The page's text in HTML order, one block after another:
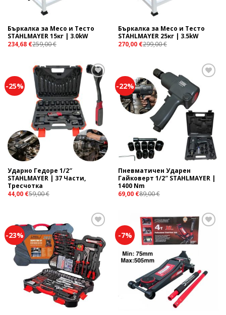
Бъркалка за Месо и Тесто
STAHLMAYER 15кг | 3.0kW
234,68 €259,00€
Бъркалка за Месо и Тесто
STAHLMAYER 25кг | 3.5kW
270,00 €299,00€
-25%
Add to
wishlist
Ударно Гедоре 1/2″
STAHLMAYER | 37 Части,
Тресчотка
44,00 €59,00€
-22%
Add to
Пневматичен Ударен
Гайковерт 1/2″ STAHLMAYER |
1400 Nm
69,00 €89,00€
-23%
Add to
wishlist
-7%